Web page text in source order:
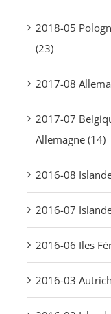
2018-05
(23)
2017-08
2017-07
Allemagne (14)
2016-08
2016-07
2016-06 Iles
2016-03